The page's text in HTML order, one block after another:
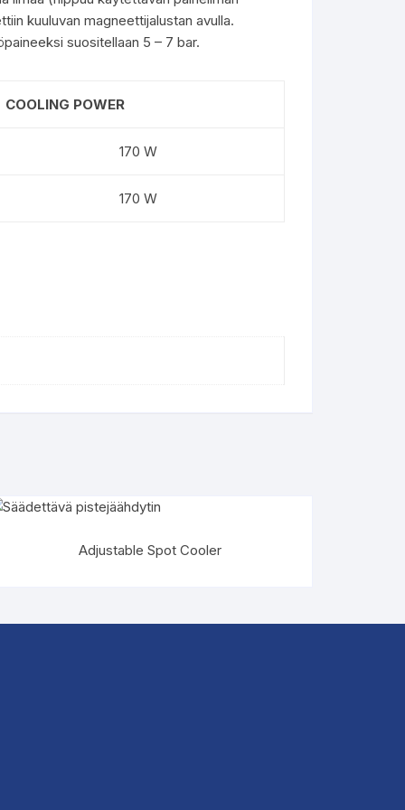
kuuluvan magneettijalustan avulla.
suositellaan 5 – 7 bar.
COOLING POWER
170 W
170 W
Adjustable Spot Cooler